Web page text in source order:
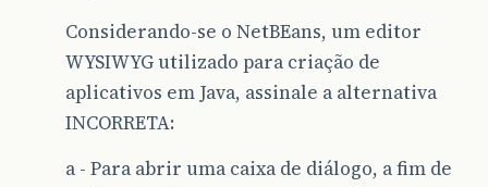
Considerando-se o NetBEans, um editor
WYSIWYG utilizado para criação de
aplicativos em Java, assinale a alternativa
INCORRETA:
a - Para abrir uma caixa de diálogo, a fim de